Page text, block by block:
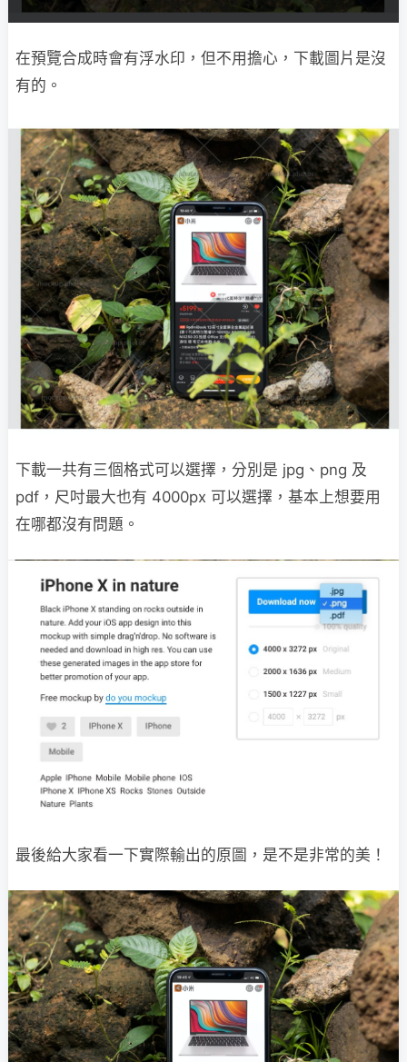
在預覽合成時會有浮水印，但不用擔心，下載圖片是沒
有的。
下載一共有三個格式可以選擇，分別是 jpg、png 及
pdf，尺吋最大也有 4000px 可以選擇，基本上想要用
在哪都沒有問題。
最後給大家看一下實際輸出的原圖，是不是非常的美！